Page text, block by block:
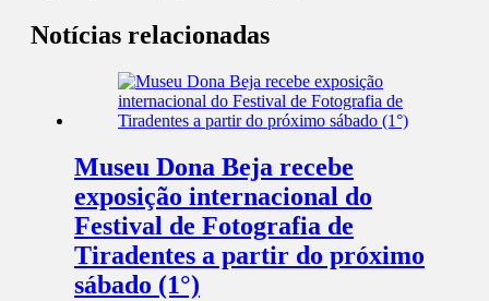
Notícias relacionadas
Museu Dona Beja recebe
exposição internacional do
Festival de Fotografia de
Tiradentes a partir do próximo
sábado (1°)